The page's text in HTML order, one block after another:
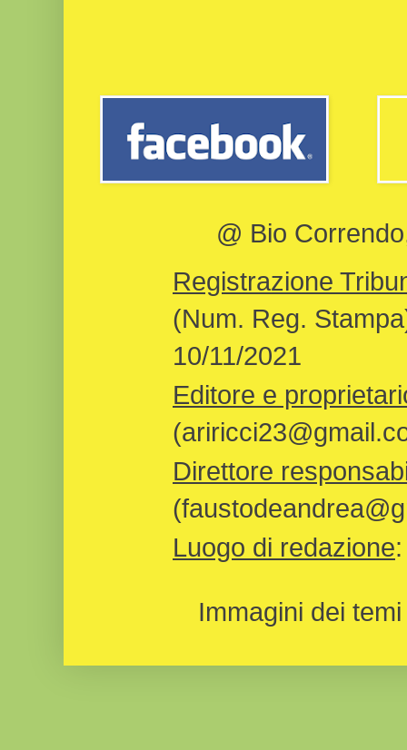
@ Bio
Registrazione
(Num. Reg.
10/11/2021
Editore e
Direttore
Luogo di redazione
Immagini dei